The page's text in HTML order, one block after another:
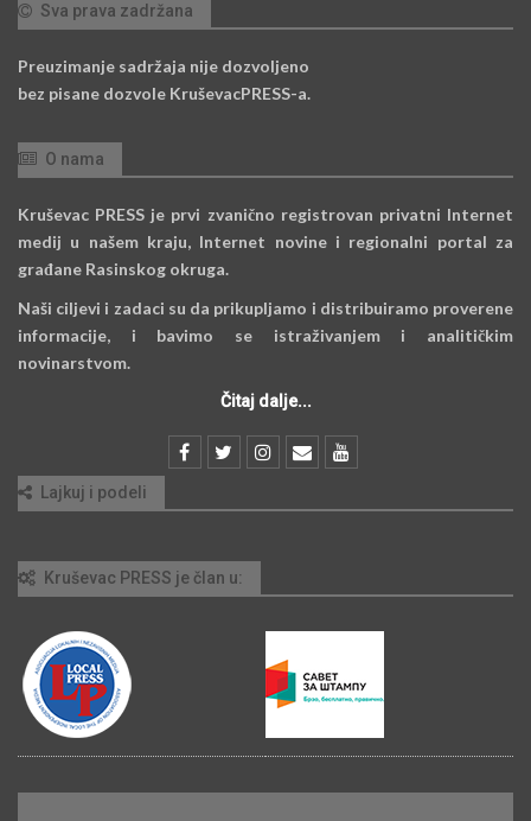
Sva prava zadržana
Preuzimanje sadržaja nije dozvoljeno
bez pisane dozvole KruševacPRESS-a.
O nama
Kruševac PRESS je prvi zvanično registrovan privatni Internet
medij u našem kraju, Internet novine i regionalni portal za
građane Rasinskog okruga.
Naši ciljevi i zadaci su da prikupljamo i distribuiramo proverene
informacije, i bavimo se istraživanjem i analitičkim
novinarstvom.
Čitaj dalje...
Lajkuj i podeli
Kruševac PRESS je član u: